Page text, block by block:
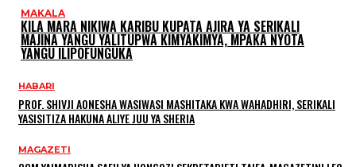
MAKALA
KILA MARA NIKIWA KARIBU KUPATA AJIRA YA SERIKALI
MAJINA YANGU YALITUPWA KIMYAKIMYA, MPAKA NYOTA
YANGU ILIPOFUNGUKA
HABARI
PROF. SHIVJI AONESHA WASIWASI MASHITAKA KWA WAHADHIRI, SERIKALI
YASISITIZA HAKUNA ALIYE JUU YA SHERIA
MAGAZETI